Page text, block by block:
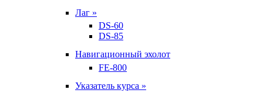
Лаг »
DS-60
DS-85
Навигационный эхолот
FE-800
Указатель курса »